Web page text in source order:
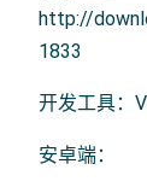
http://
1833
开发工具：
安卓端：